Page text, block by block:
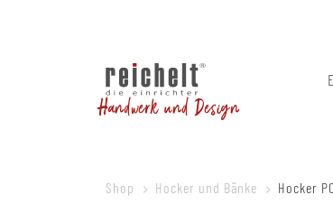
Handwerk und Design
Shop Hocker und Bänke Hocker